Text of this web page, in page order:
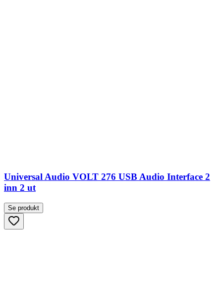
Universal Audio VOLT 276 USB Audio Interface 2
inn 2 ut
Se produkt